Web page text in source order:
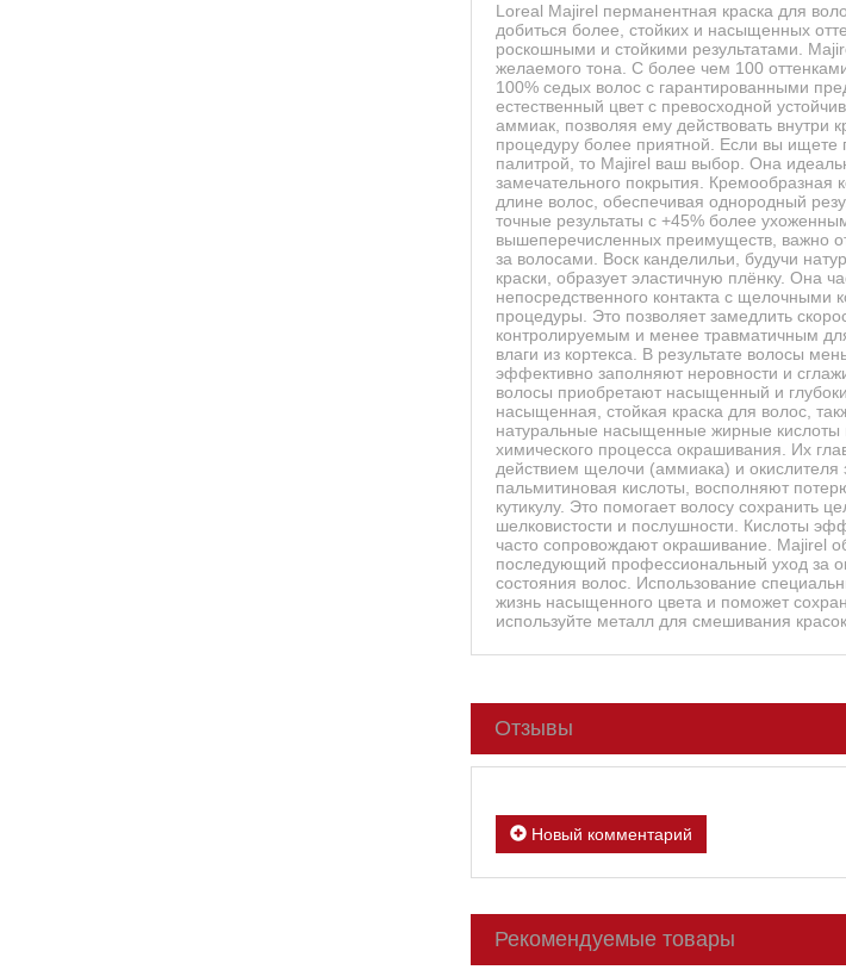
Loreal Majirel перманентная краска для
добиться более, стойких и насыщенных
роскошными и стойкими результатами.
желаемого тона. С более чем 100
100% седых волос с гарантированными
естественный цвет с превосходной
аммиак, позволяя ему действовать внутри
процедуру более приятной. Если вы
палитрой, то Majirel ваш выбор. Она
замечательного покрытия. Кремообразная
длине волос, обеспечивая однородный
точные результаты с +45% более
вышеперечисленных преимуществ, важно
за волосами. Воск канделильи, будучи
краски, образует эластичную плёнку. Она
непосредственного контакта с
процедуры. Это позволяет замедлить
контролируемым и менее травматичным
влаги из кортекса. В результате волосы
эффективно заполняют неровности и
волосы приобретают насыщенный и
насыщенная, стойкая краска для волос,
натуральные насыщенные жирные кислоты
химического процесса окрашивания. Их
действием щелочи (аммиака) и
пальмитиновая кислоты, восполняют
кутикулу. Это помогает волосу сохранить
шелковистости и послушности. Кислоты
часто сопровождают окрашивание. Majirel
последующий профессиональный уход за
состояния волос. Использование
жизнь насыщенного цвета и поможет
используйте металл для смешивания
Отзывы
Новый комментарий
Рекомендуемые товары